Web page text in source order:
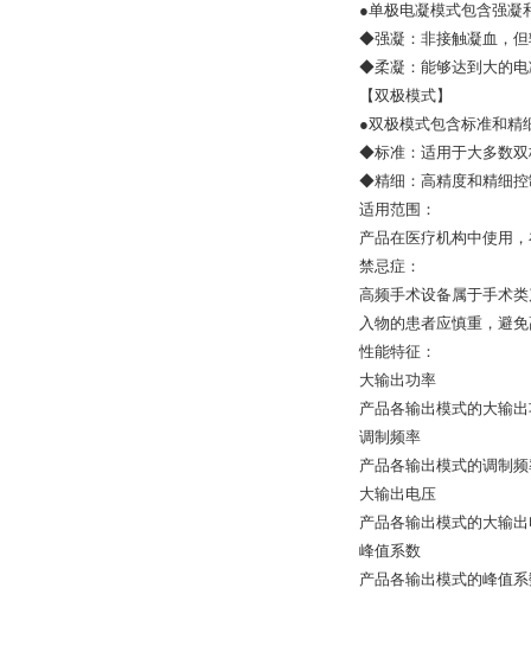
●单极电凝模式包含强凝
◆强凝：非接触凝血，但
◆柔凝：能够达到大的电
【双极模式】
●双极模式包含标准和精
◆标准：适用于大多数双
◆精细：高精度和精细控
适用范围：
产品在医疗机构中使用
禁忌症：
高频手术设备属于手术
入物的患者应慎重，避
性能特征：
大输出功率
产品各输出模式的大输
调制频率
产品各输出模式的调制
大输出电压
产品各输出模式的大输
峰值系数
产品各输出模式的峰值